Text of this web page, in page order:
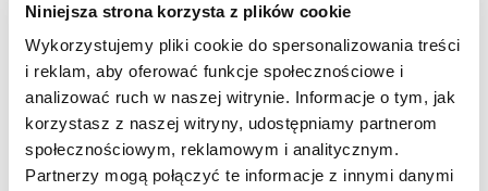
Niniejsza strona korzysta z plików cookie
Wykorzystujemy pliki cookie do spersonalizowania treści
i reklam, aby oferować funkcje społecznościowe i
analizować ruch w naszej witrynie. Informacje o tym, jak
korzystasz z naszej witryny, udostępniamy partnerom
społecznościowym, reklamowym i analitycznym.
Partnerzy mogą połączyć te informacje z innymi danymi
komina EUROTEC
Fortis AL czarna
mb
Taśma do obr.
komina EUROTEC
Fortis AL grafitowa
mb –